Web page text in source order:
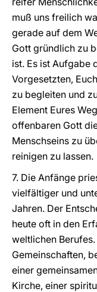
muß uns freilich
gerade auf dem
Gott gründlich zu
ist. Es ist Aufgabe
Vorgesetzten,
zu begleiten und
Element Eures
offenbaren Gott
Menschseins zu
reinigen zu lassen.
7. Die Anfänge
vielfältiger und
Jahren. Der
heute oft in den
weltlichen
Gemeinschaften,
einer
Kirche, einer